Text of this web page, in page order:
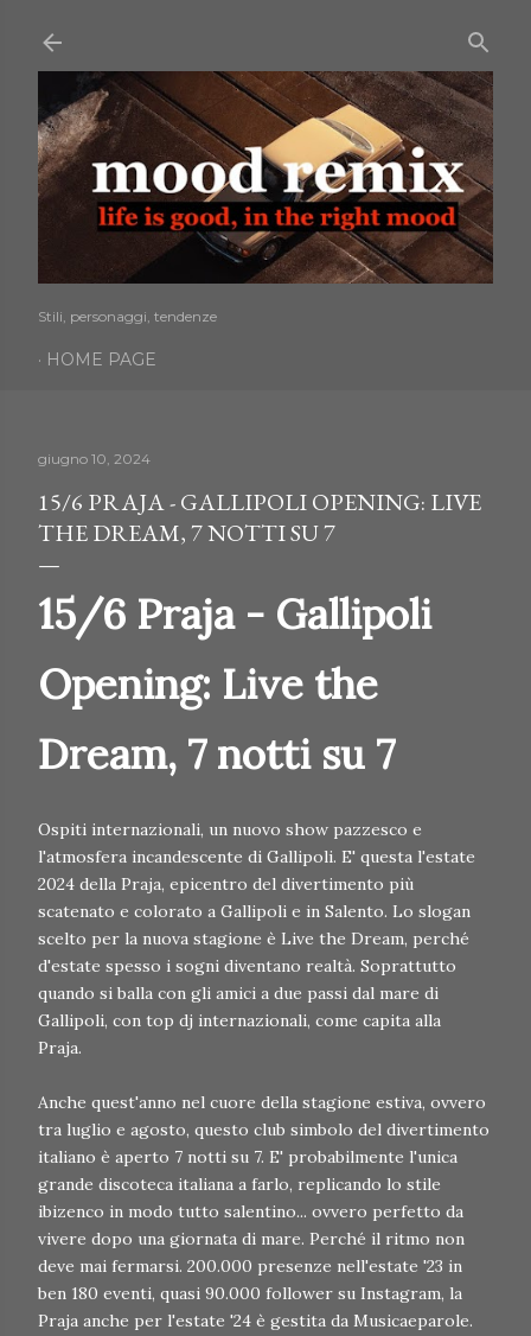
Stili, personaggi, tendenze
HOME PAGE
giugno 10, 2024
15/6 PRAJA - GALLIPOLI OPENING: LIVE
THE DREAM, 7 NOTTI SU 7
15/6 Praja - Gallipoli
Opening: Live the
Dream, 7 notti su 7
Ospiti internazionali, un nuovo show pazzesco e
l'atmosfera incandescente di Gallipoli. E' questa l'estate
2024 della Praja, epicentro del divertimento più
scatenato e colorato a Gallipoli e in Salento. Lo slogan
scelto per la nuova stagione è Live the Dream, perché
d'estate spesso i sogni diventano realtà. Soprattutto
quando si balla con gli amici a due passi dal mare di
Gallipoli, con top dj internazionali, come capita alla
Praja.
Anche quest'anno nel cuore della stagione estiva, ovvero
tra luglio e agosto, questo club simbolo del divertimento
italiano è aperto 7 notti su 7. E' probabilmente l'unica
grande discoteca italiana a farlo, replicando lo stile
ibizenco in modo tutto salentino... ovvero perfetto da
vivere dopo una giornata di mare. Perché il ritmo non
deve mai fermarsi. 200.000 presenze nell'estate '23 in
ben 180 eventi, quasi 90.000 follower su Instagram, la
Praja anche per l'estate '24 è gestita da Musicaeparole.